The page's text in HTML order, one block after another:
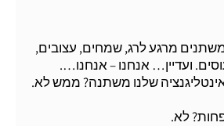
מרגע לרג, שמחים, עצובים,
ועדיין… אנחנו – אנחנו….
שלנו משתנה? ממש לא.
לא.